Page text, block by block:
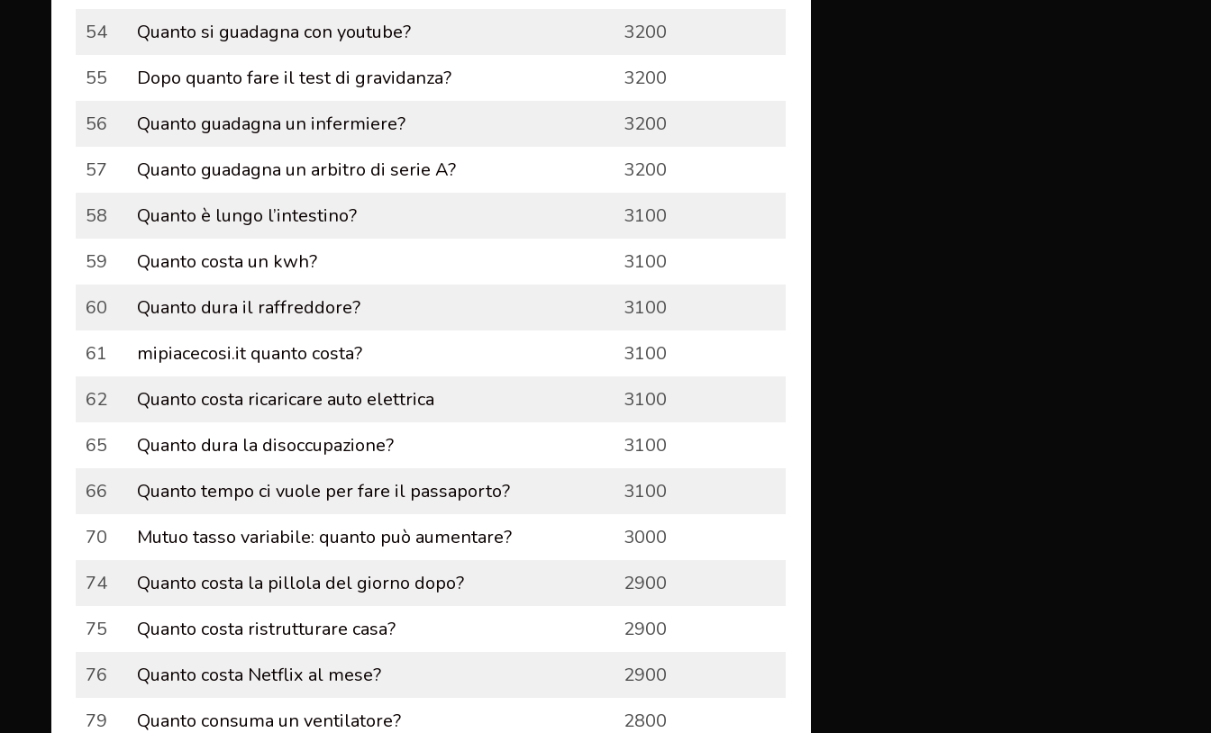
54
Quanto si guadagna con youtube?
3200
55
Dopo quanto fare il test di gravidanza?
3200
56
Quanto guadagna un infermiere?
3200
57
Quanto guadagna un arbitro di serie A?
3200
58
Quanto è lungo l’intestino?
3100
59
Quanto costa un kwh?
3100
60
Quanto dura il raffreddore?
3100
61
mipiacecosi.it quanto costa?
3100
62
Quanto costa ricaricare auto elettrica
3100
65
Quanto dura la disoccupazione?
3100
66
Quanto tempo ci vuole per fare il passaporto?
3100
70
Mutuo tasso variabile: quanto può aumentare?
3000
74
Quanto costa la pillola del giorno dopo?
2900
75
Quanto costa ristrutturare casa?
2900
76
Quanto costa Netflix al mese?
2900
79
Quanto consuma un ventilatore? 2800